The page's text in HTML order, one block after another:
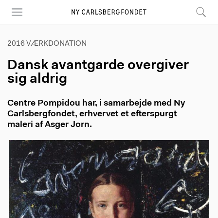
main
2016 VÆRKDONATION
Dansk avantgarde overgiver
sig aldrig
Centre Pompidou har, i samarbejde med Ny
Carlsbergfondet, erhvervet et efterspurgt
maleri af Asger Jorn.